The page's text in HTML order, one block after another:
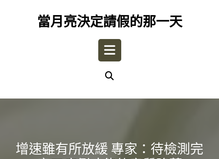
當月亮決定請假的那一天
Open
增速雖有所放緩 專家：待檢測完